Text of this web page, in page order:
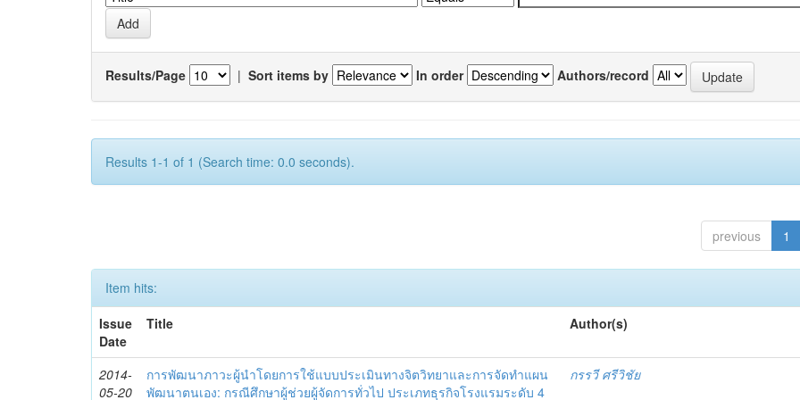
Results/Page | Sort items by In order Authors/record
Results 1-1 of 1 (Search time: 0.0 seconds).
previous 1
Item hits:
Issue
Date
Title Author(s)
2014-
05-20
การพัฒนาภาวะผู้นำโดยการใช้แบบประเมินทางจิตวิทยาและการจัดทำแผน
พัฒนาตนเอง: กรณีศึกษาผู้ช่วยผู้จัดการทั่วไป ประเภทธุรกิจโรงแรมระดับ 4
กรรวี ศรีวิชัย